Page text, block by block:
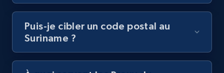
Puis-je cibler un code postal au
Suriname ?